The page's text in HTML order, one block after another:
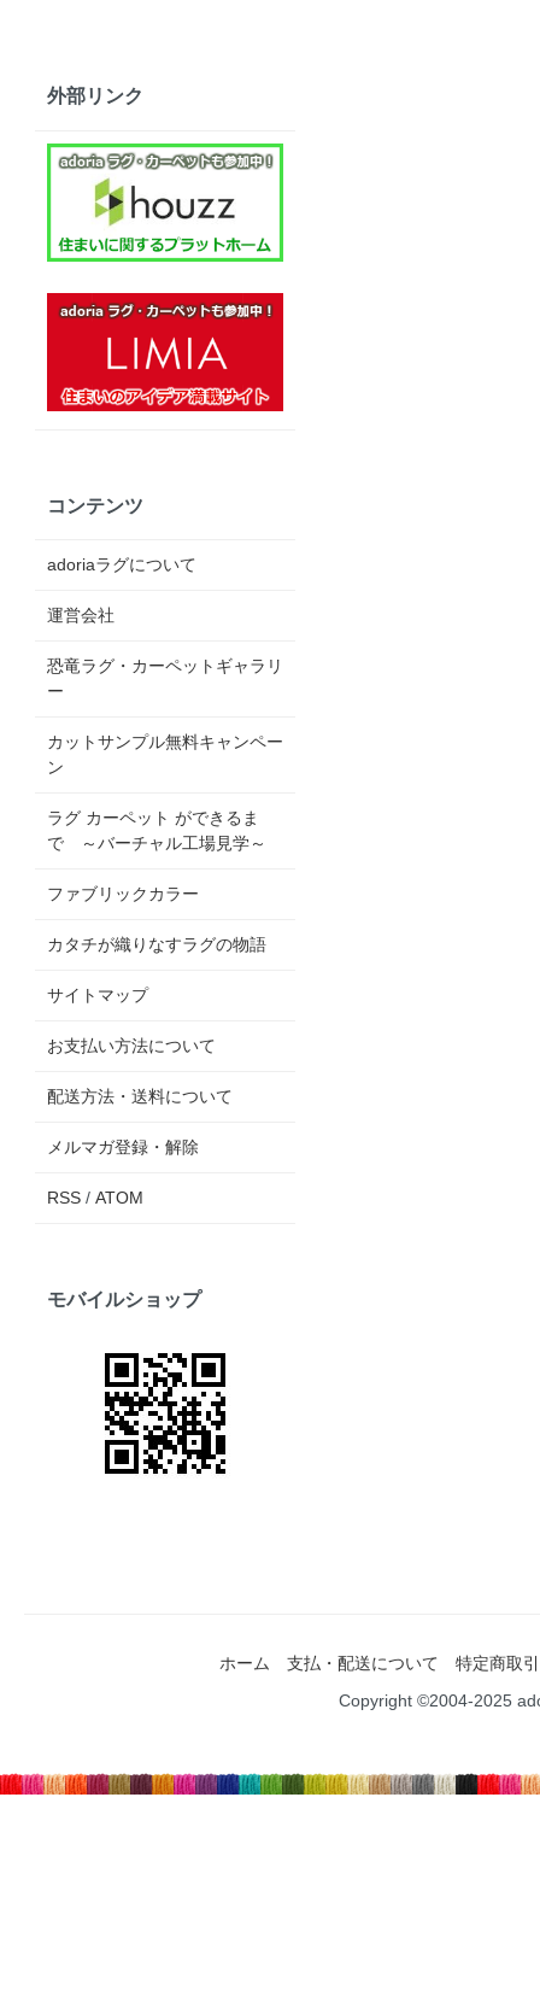
外部リンク
コンテンツ
adoriaラグについて
運営会社
恐竜ラグ・カーペットギャラリ
ー
カットサンプル無料キャンペー
ン
ラグ カーペット ができるま
で ～バーチャル工場見学～
ファブリックカラー
カタチが織りなすラグの物語
サイトマップ
お支払い方法について
配送方法・送料について
メルマガ登録・解除
RSS / ATOM
モバイルショップ
ホーム 支払・配送について
特定商取
Copyright ©2004-2025